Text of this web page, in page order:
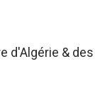
d'Algérie &